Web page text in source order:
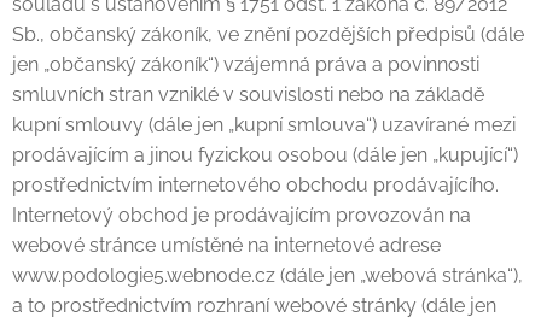
Sb., občanský zákoník, ve znění pozdějších předpisů (dále
jen „občanský zákoník“) vzájemná práva a povinnosti
smluvních stran vzniklé v souvislosti nebo na základě
kupní smlouvy (dále jen „kupní smlouva“) uzavírané mezi
prodávajícím a jinou fyzickou osobou (dále jen „kupující“)
prostřednictvím internetového obchodu prodávajícího.
Internetový obchod je prodávajícím provozován na
webové stránce umístěné na internetové adrese
www.podologie5.webnode.cz (dále jen „webová stránka“),
a to prostřednictvím rozhraní webové stránky (dále jen